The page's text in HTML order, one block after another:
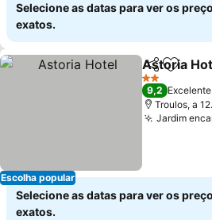
Selecione as datas para ver os
exatos.
Escolha popular
Partilhar
Astoria
2 Estrelas
9,2 Excelente
Troulos, a
Jardim
Selecione as datas para ver os
exatos.